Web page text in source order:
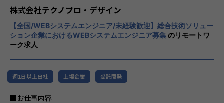
程プロジェクトの増加といった世の中で技術
者集団として価値提供を行うために、エンジ
ニアが生涯活躍できる環境を考え事業運営を
行っています。
株式会社テクノプロ・デザイン
【全国/WEBシステムエンジニア/未経験歓迎】総合技術ソリュー
ション企業におけるWEBシステムエンジニア募集のリモートワ
ーク求人
週1日以上出社 上場企業 受託開発
■お仕事内容